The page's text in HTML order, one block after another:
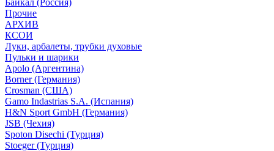
Байкал (Россия)
Прочие
АРХИВ
КСОИ
Луки, арбалеты, трубки духовые
Пульки и шарики
Apolo (Аргентина)
Borner (Германия)
Crosman (США)
Gamo Indastrias S.A. (Испания)
H&N Sport GmbH (Германия)
JSB (Чехия)
Spoton Disechi (Турция)
Stoeger (Турция)